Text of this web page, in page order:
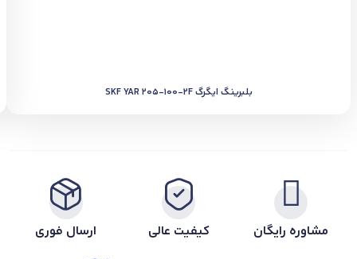
بلبرینگ ایگرگ SKF YAR 205-100-2F
مشاوره رایگان کیفیت عالی ارسال فوری